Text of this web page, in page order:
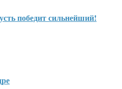
победит сильнейший!